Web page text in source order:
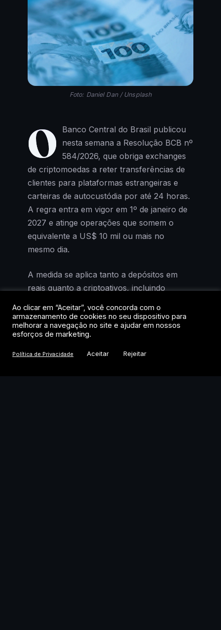
Foto: Daniel Dan / Unsplash
O
Banco Central do Brasil publicou
nesta semana a Resolução BCB nº
584/2026, que obriga exchanges
de criptomoedas a reter transferências de
clientes para plataformas estrangeiras e
carteiras de autocustódia por até 24 horas.
A regra entra em vigor em 1º de janeiro de
2027 e atinge operações que somem o
equivalente a US$ 10 mil ou mais no
mesmo dia.
A medida se aplica tanto a depósitos em
reais quanto a criptoativos, incluindo
depositar valores numa exchange brasileira
e tentar enviá-los para fora do país ou para
uma carteira própria, a operação ficará
retida para análise de risco. Transferências
Ao clicar em “Aceitar”, você concorda com o
armazenamento de cookies no seu dispositivo para
melhorar a navegação no site e ajudar em nossos
esforços de marketing.
Política de Privacidade Aceitar Rejeitar